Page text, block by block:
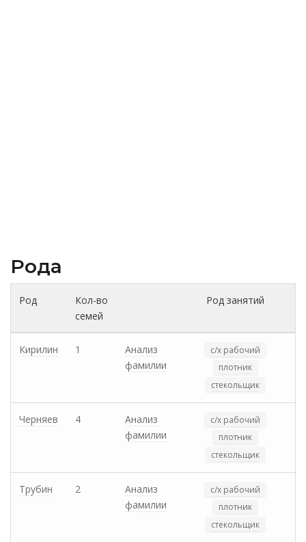
Рода
Род
Кол-во
семей
Род занятий
Кирилин 1
Анализ
фамилии
с/х рабочий
плотник
стекольщик
Черняев 4
Анализ
фамилии
с/х рабочий
плотник
стекольщик
Трубин 2
Анализ
фамилии
с/х рабочий
плотник
стекольщик